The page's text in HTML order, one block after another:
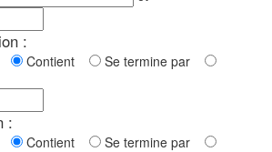
:
Contient
Se termine par
:
Contient
Se termine par